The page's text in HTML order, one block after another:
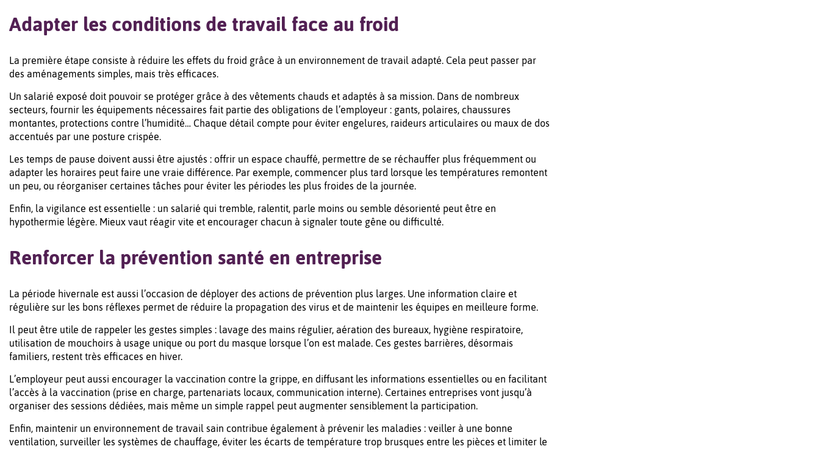
Adapter les conditions de travail face au froid
La première étape consiste à réduire les effets du froid grâce à un environnement de travail adapté. Cela peut passer par
des aménagements simples, mais très efficaces.
Un salarié exposé doit pouvoir se protéger grâce à des vêtements chauds et adaptés à sa mission. Dans de nombreux
secteurs, fournir les équipements nécessaires fait partie des obligations de l’employeur : gants, polaires, chaussures
montantes, protections contre l’humidité… Chaque détail compte pour éviter engelures, raideurs articulaires ou maux de dos
accentués par une posture crispée.
Les temps de pause doivent aussi être ajustés : offrir un espace chauffé, permettre de se réchauffer plus fréquemment ou
adapter les horaires peut faire une vraie différence. Par exemple, commencer plus tard lorsque les températures remontent
un peu, ou réorganiser certaines tâches pour éviter les périodes les plus froides de la journée.
Enfin, la vigilance est essentielle : un salarié qui tremble, ralentit, parle moins ou semble désorienté peut être en
hypothermie légère. Mieux vaut réagir vite et encourager chacun à signaler toute gêne ou difficulté.
Renforcer la prévention santé en entreprise
La période hivernale est aussi l’occasion de déployer des actions de prévention plus larges. Une information claire et
régulière sur les bons réflexes permet de réduire la propagation des virus et de maintenir les équipes en meilleure forme.
Il peut être utile de rappeler les gestes simples : lavage des mains régulier, aération des bureaux, hygiène respiratoire,
utilisation de mouchoirs à usage unique ou port du masque lorsque l’on est malade. Ces gestes barrières, désormais
familiers, restent très efficaces en hiver.
L’employeur peut aussi encourager la vaccination contre la grippe, en diffusant les informations essentielles ou en facilitant
l’accès à la vaccination (prise en charge, partenariats locaux, communication interne). Certaines entreprises vont jusqu’à
organiser des sessions dédiées, mais même un simple rappel peut augmenter sensiblement la participation.
Enfin, maintenir un environnement de travail sain contribue également à prévenir les maladies : veiller à une bonne
ventilation, surveiller les systèmes de chauffage, éviter les écarts de température trop brusques entre les pièces et limiter le